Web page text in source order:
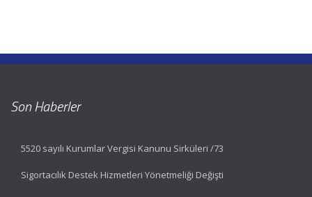
Son Haberler
5520 sayılı Kurumlar Vergisi Kanunu Sirküleri /73
Sigortacılık Destek Hizmetleri Yönetmeliği Değişti